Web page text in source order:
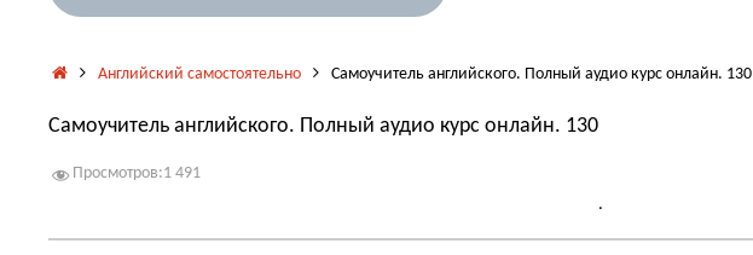
Главная
Английский самостоятельно Самоучитель английского. Полный аудио курс онлайн. 130
Самоучитель английского. Полный аудио курс онлайн. 130
Просмотров:1 491
.